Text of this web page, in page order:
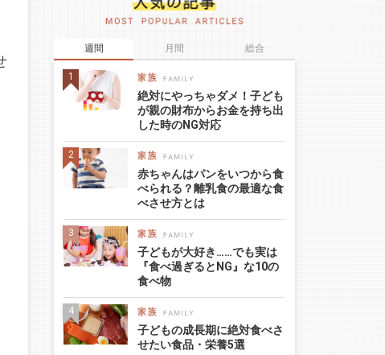
週間 月間 総合
絶対にやっちゃダメ！子ども
が親の財布からお金を持ち出
した時のNG対応
赤ちゃんはパンをいつから食
べられる？離乳食の最適な食
べさせ方とは
子どもが大好き……でも実は
『食べ過ぎるとNG』な10の
食べ物
子どもの成長期に絶対食べさ
せたい食品・栄養5選